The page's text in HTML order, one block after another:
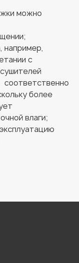
можно
например,
с
соответственно
более
влаги;